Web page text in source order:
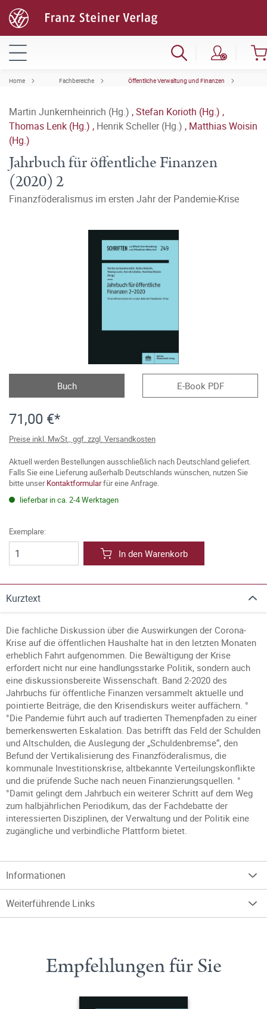
Home Fachbereiche Öffentliche Verwaltung und Finanzen
Martin Junkernheinrich (Hg.) ,Stefan Korioth (Hg.) ,
Thomas Lenk (Hg.) , Henrik Scheller (Hg.) , Matthias Woisin
(Hg.)
Jahrbuch für öffentliche Finanzen
(2020) 2
Finanzföderalismus im ersten Jahr der Pandemie-Krise
Buch E-Book PDF
71,00 €*
Preise inkl. MwSt., ggf. zzgl. Versandkosten
Aktuell werden Bestellungen ausschließlich nach Deutschland geliefert.
Falls Sie eine Lieferung außerhalb Deutschlands wünschen, nutzen Sie
bitte unserKontaktformularfür eine Anfrage.
lieferbar in ca. 2-4 Werktagen
Exemplare:
In den Warenkorb
Kurztext
Die fachliche Diskussion über die Auswirkungen der Corona-
Krise auf die öffentlichen Haushalte hat in den letzten Monaten
erheblich Fahrt aufgenommen. Die Bewältigung der Krise
erfordert nicht nur eine handlungsstarke Politik, sondern auch
eine diskussionsbereite Wissenschaft. Band 2-2020 des
Jahrbuchs für öffentliche Finanzen versammelt aktuelle und
pointierte Beiträge, die den Krisendiskurs weiter auffächern. °
°Die Pandemie führt auch auf tradierten Themenpfaden zu einer
bemerkenswerten Eskalation. Das betrifft das Feld der Schulden
und Altschulden, die Auslegung der „Schuldenbremse“, den
Befund der Vertikalisierung des Finanzföderalismus, die
kommunale Investitionskrise, altbekannte Verteilungskonflikte
und die prüfende Suche nach neuen Finanzierungsquellen. °
°Damit gelingt dem Jahrbuch ein weiterer Schritt auf dem Weg
zum halbjährlichen Periodikum, das der Fachdebatte der
interessierten Disziplinen, der Verwaltung und der Politik eine
zugängliche und verbindliche Plattform bietet.
Informationen
Weiterführende Links
Empfehlungen für Sie